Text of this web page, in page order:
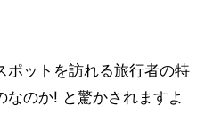
ポットを訪れる旅行者の特
のか! と驚かされますよ